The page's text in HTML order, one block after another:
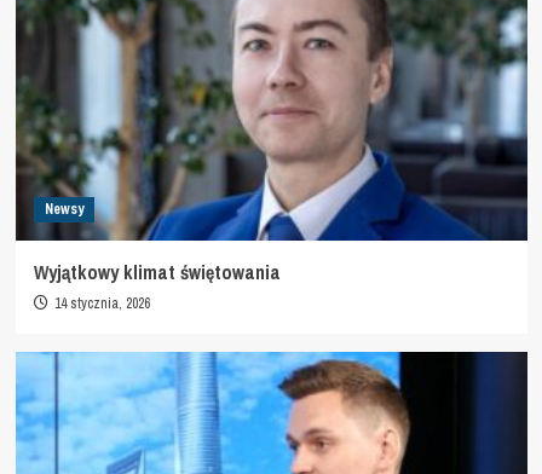
Newsy
Wyjątkowy klimat świętowania
14 stycznia, 2026